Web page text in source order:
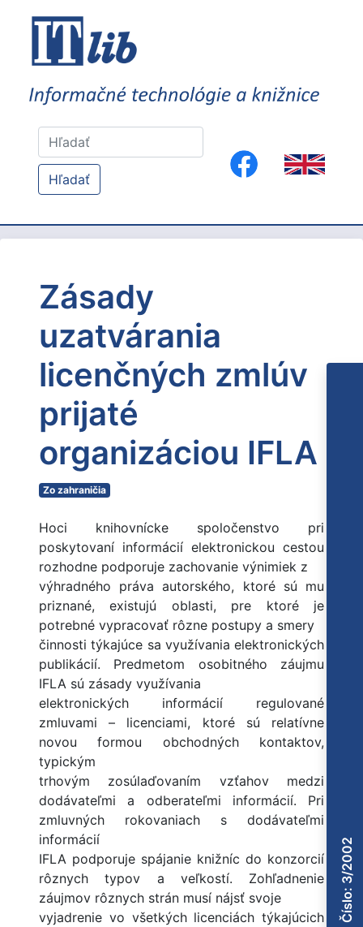
Hľadať
Zásady
uzatvárania
licenčných zmlúv
prijaté
organizáciou IFLA
Zo zahraničia
Hoci knihovnícke spoločenstvo pri
poskytovaní informácií elektronickou cestou
rozhodne podporuje zachovanie výnimiek z
výhradného práva autorského, ktoré sú mu
priznané, existujú oblasti, pre ktoré je
potrebné vypracovať rôzne postupy a smery
činnosti týkajúce sa využívania elektronických
publikácií. Predmetom osobitného záujmu
IFLA sú zásady využívania
elektronických informácií regulované
zmluvami – licenciami, ktoré sú relatívne
novou formou obchodných kontaktov,
typickým
trhovým zosúlaďovaním vzťahov medzi
dodávateľmi a odberateľmi informácií. Pri
zmluvných rokovaniach s dodávateľmi
informácií
IFLA podporuje spájanie knižníc do konzorcií
rôznych typov a veľkostí. Zohľadnenie
záujmov rôznych strán musí nájsť svoje
vyjadrenie vo všetkých licenciách týkajúcich
Číslo: 3/2002